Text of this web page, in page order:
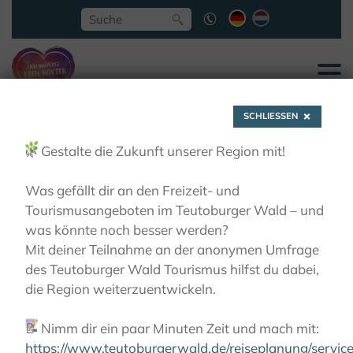
RausZeitLust
SCHLIESSEN
🌿 Gestalte die Zukunft unserer Region mit!
Was gefällt dir an den Freizeit- und
Tourismusangeboten im Teutoburger Wald – und
was könnte noch besser werden?
Mit deiner Teilnahme an der anonymen Umfrage
des Teutoburger Wald Tourismus hilfst du dabei,
die Region weiterzuentwickeln.
📝 Nimm dir ein paar Minuten Zeit und mach mit:
https://www.teutoburgerwald.de/reiseplanung/